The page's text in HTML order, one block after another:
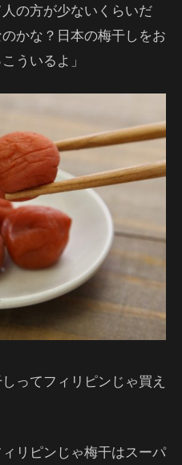
の方が少ないくらいだ
かな？日本の梅干しをお
ういるよ」
ってフィリピンじゃ買え
リピンじゃ梅干はスーパ